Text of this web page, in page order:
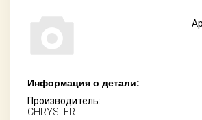
Информация о детали:
Производитель:
CHRYSLER